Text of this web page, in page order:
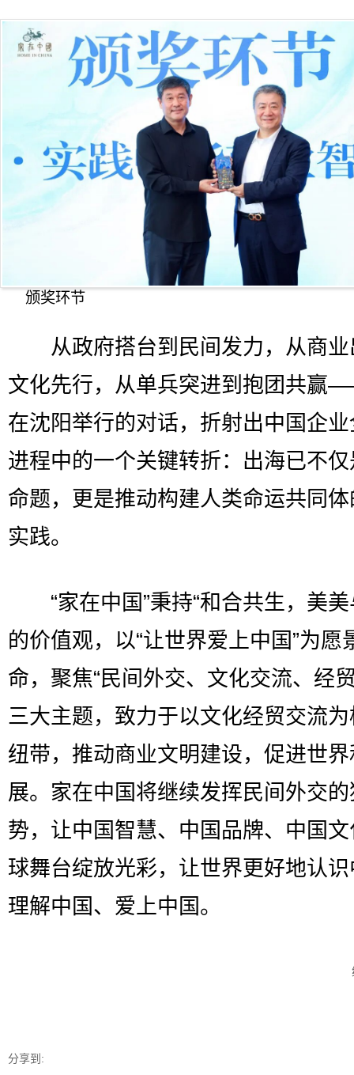
颁奖环节
从政府搭台到民间发力，从商业
文化先行，从单兵突进到抱团共赢
在沈阳举行的对话，折射出中国企
进程中的一个关键转折：出海已不
命题，更是推动构建人类命运共同
实践。
“家在中国”秉持“和合共生，美美
的价值观，以“让世界爱上中国”为愿
命，聚焦“民间外交、文化交流、经
三大主题，致力于以文化经贸交流
纽带，推动商业文明建设，促进世
展。家在中国将继续发挥民间外交
势，让中国智慧、中国品牌、中国
球舞台绽放光彩，让世界更好地认
理解中国、爱上中国。
分享到: